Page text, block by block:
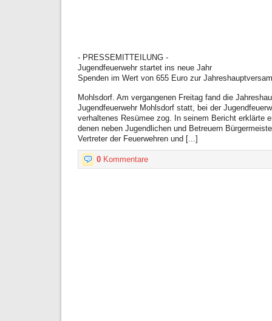
- PRESSEMITTEILUNG -
Jugendfeuerwehr startet ins neue Jahr
Spenden im Wert von 655 Euro zur
Mohlsdorf. Am vergangenen Freitag fand die
Jugendfeuerwehr Mohlsdorf statt, bei der
verhaltenes Resümee zog. In seinem Bericht erklärte
denen neben Jugendlichen und Betreuern
Vertreter der Feuerwehren und [...]
0 Kommentare